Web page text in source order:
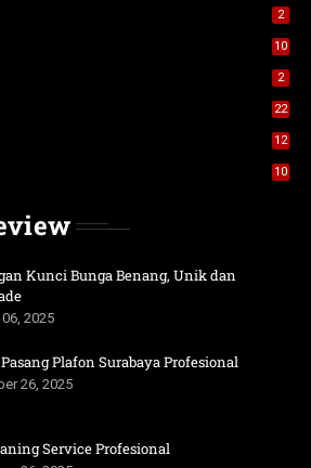
2
10
2
22
12
10
Kunci Bunga Benang, Unik dan
2025
Plafon Surabaya Profesional
26, 2025
Service Profesional